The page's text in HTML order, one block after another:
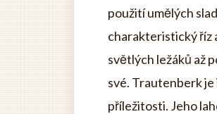
použití umělých
charakteristický říz
světlých ležáků až
své. Trautenberk
příležitosti. Jeho